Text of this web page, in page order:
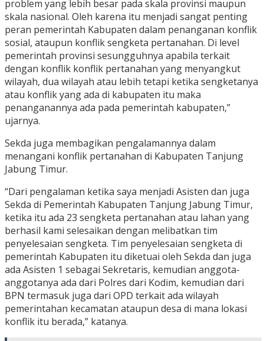
problem yang lebih besar pada skala provinsi maupun
skala nasional. Oleh karena itu menjadi sangat penting
peran pemerintah Kabupaten dalam penanganan konflik
sosial, ataupun konflik sengketa pertanahan. Di level
pemerintah provinsi sesungguhnya apabila terkait
dengan konflik konflik pertanahan yang menyangkut
wilayah, dua wilayah atau lebih tetapi ketika sengketanya
atau konflik yang ada di kabupaten itu maka
penanganannya ada pada pemerintah kabupaten,”
ujarnya.
Sekda juga membagikan pengalamannya dalam
menangani konflik pertanahan di Kabupaten Tanjung
Jabung Timur.
“Dari pengalaman ketika saya menjadi Asisten dan juga
Sekda di Pemerintah Kabupaten Tanjung Jabung Timur,
ketika itu ada 23 sengketa pertanahan atau lahan yang
berhasil kami selesaikan dengan melibatkan tim
penyelesaian sengketa. Tim penyelesaian sengketa di
pemerintah Kabupaten itu diketuai oleh Sekda dan juga
ada Asisten 1 sebagai Sekretaris, kemudian anggota-
anggotanya ada dari Polres dari Kodim, kemudian dari
BPN termasuk juga dari OPD terkait ada wilayah
pemerintahan kecamatan ataupun desa di mana lokasi
konflik itu berada,” katanya.